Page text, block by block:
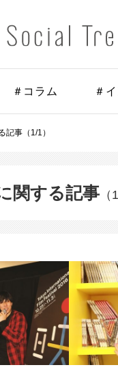
＃コラム ＃
記事（1/1）
関する記事 （